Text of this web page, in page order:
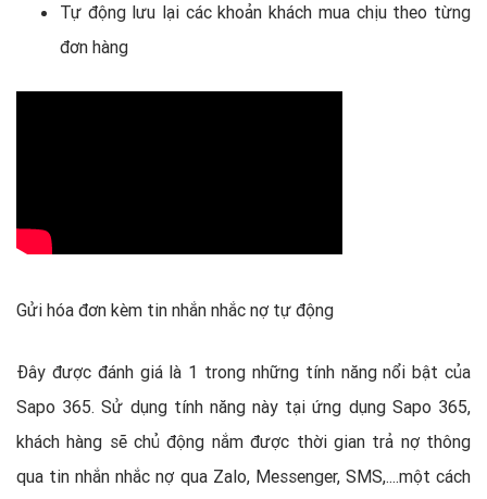
Tự động lưu lại các khoản khách mua chịu theo từng
đơn hàng
Gửi hóa đơn kèm tin nhắn nhắc nợ tự động
Đây được đánh giá là 1 trong những tính năng nổi bật của
Sapo 365. Sử dụng tính năng này tại ứng dụng Sapo 365,
khách hàng sẽ chủ động nắm được thời gian trả nợ thông
qua tin nhắn nhắc nợ qua Zalo, Messenger, SMS,....một cách